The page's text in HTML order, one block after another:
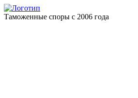
Таможенные споры с 2006 года